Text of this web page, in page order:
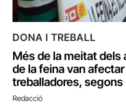
DONA I TREBALL
Més de la meitat dels
de la feina van
treballadores, segons
Redacció